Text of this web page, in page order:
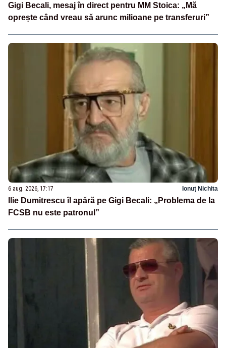
Gigi Becali, mesaj în direct pentru MM Stoica: „Mă
oprește când vreau să arunc milioane pe transferuri”
6 aug. 2026, 17:17 Ionuț Nichita
Ilie Dumitrescu îl apără pe Gigi Becali: „Problema de la
FCSB nu este patronul”